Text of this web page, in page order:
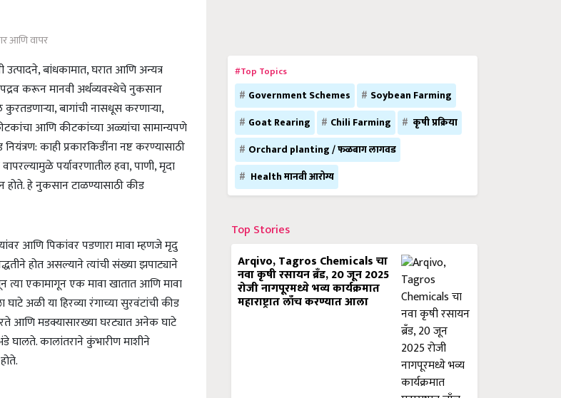
आणि वापर
उत्पादने, बांधकामात, घरात आणि अन्यत्र
करून मानवी अर्थव्यवस्थेचे नुकसान
बागांची नासधूस करणाऱ्या,
आणि कीटकांच्या अळ्यांचा सामान्यपणे
काही प्रकारकिडींना नष्ट करण्यासाठी
पर्यावरणातील हवा, पाणी, मृदा
होते. हे नुकसान टाळण्यासाठी कीड
आणि पिकांवर पडणारा मावा म्हणजे मृदु
होत असल्याने त्यांची संख्या झपाट्याने
त्या एकामागून एक मावा खातात आणि मावा
घाटे अळी या हिरव्या रंगाच्या सुरवंटांची कीड
आणि मडक्यासारख्या घरट्यात अनेक घाटे
घालते. कालांतराने कुंभारीण माशीने
#Top Topics
Government Schemes
Soybean Farming
Goat Rearing
Chili Farming
कृषी प्रक्रिया
Orchard planting / फळबाग लागवड
Health मानवी आरोग्य
Top Stories
Arqivo, Tagros Chemicals चा
नवा कृषी रसायन ब्रँड, 20 जून 2025
रोजी नागपूरमध्ये भव्य कार्यक्रमात
महाराष्ट्रात लाँच करण्यात आला